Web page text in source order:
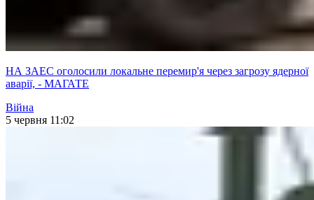
НА ЗАЕС оголосили локальне перемир'я через загрозу ядерної
аварії, - МАГАТЕ
Війна
5 червня 11:02